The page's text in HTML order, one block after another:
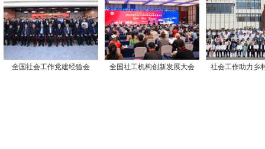
全国社会工作党建经验会 全国社工机构创新发展大会 社会工作助力乡